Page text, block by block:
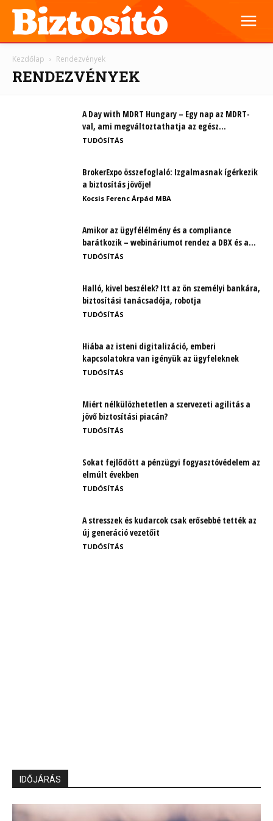
Kezdőlap Rendezvények
RENDEZVÉNYEK
A Day with MDRT Hungary – Egy nap az MDRT-
val, ami megváltoztathatja az egész...
TUDÓSÍTÁS
BrokerExpo összefoglaló: Izgalmasnak ígérkezik
a biztosítás jövője!
Kocsis Ferenc Árpád MBA
Amikor az ügyfélélmény és a compliance
barátkozik – webináriumot rendez a DBX és a...
TUDÓSÍTÁS
Halló, kivel beszélek? Itt az ön személyi bankára,
biztosítási tanácsadója, robotja
TUDÓSÍTÁS
Hiába az isteni digitalizáció, emberi
kapcsolatokra van igényük az ügyfeleknek
TUDÓSÍTÁS
Miért nélkülözhetetlen a szervezeti agilitás a
jövő biztosítási piacán?
TUDÓSÍTÁS
Sokat fejlődött a pénzügyi fogyasztóvédelem az
elmúlt években
TUDÓSÍTÁS
A stresszek és kudarcok csak erősebbé tették az
új generáció vezetőit
TUDÓSÍTÁS
IDŐJÁRÁS